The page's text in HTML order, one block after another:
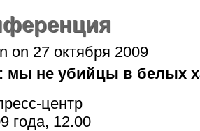
on 27 октября 2009
мы не убийцы в белых
центр
года, 12.00